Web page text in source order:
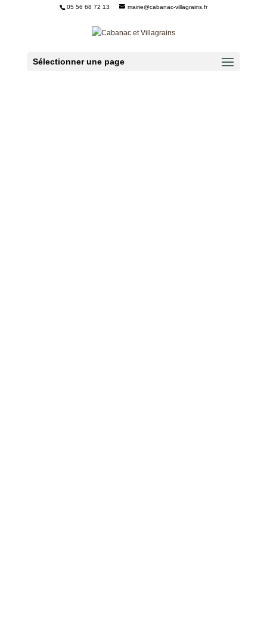
05 56 68 72 13 mairie@cabanac-villagrains.fr
Sélectionner une page